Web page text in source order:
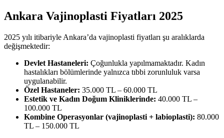
Ankara Vajinoplasti Fiyatları 2025
2025 yılı itibariyle Ankara’da vajinoplasti fiyatları şu aralıklarda
değişmektedir:
Devlet Hastaneleri: Çoğunlukla yapılmamaktadır. Kadın
hastalıkları bölümlerinde yalnızca tıbbi zorunluluk varsa
uygulanabilir.
Özel Hastaneler: 35.000 TL – 60.000 TL
Estetik ve Kadın Doğum Kliniklerinde: 40.000 TL –
100.000 TL
Kombine Operasyonlar (vajinoplasti + labioplasti): 80.000
TL – 150.000 TL